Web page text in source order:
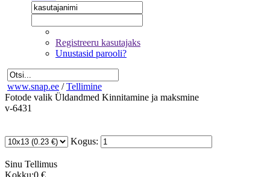
Registreeru kasutajaks
Unustasid parooli?
www.snap.ee / Tellimine
Fotode valik Üldandmed Kinnitamine ja maksmine
v-6431
Kogus:
Sinu Tellimus
Kokku:0 €